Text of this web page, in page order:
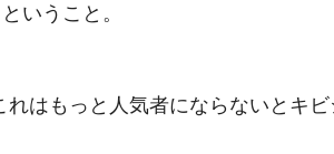
いうこと。
はもっと人気者にならないとキビ